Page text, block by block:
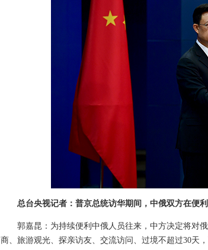
总台央视记者：普京总统访华期间，中俄双方在便
郭嘉昆：为持续便利中俄人员往来，中方决定将对
商、旅游观光、探亲访友、交流访问、过境不超过30天，